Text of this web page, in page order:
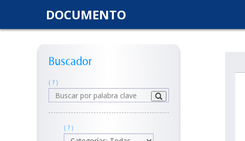
DOCUMENTO
Buscador
( ? )
( ? )